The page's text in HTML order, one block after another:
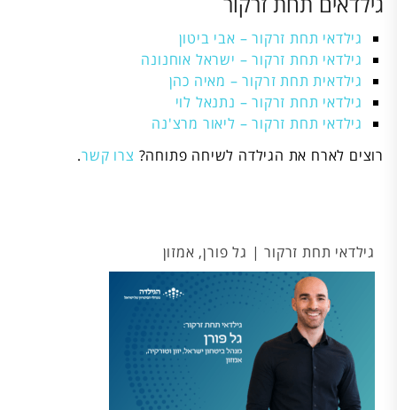
גילדאי תחת זרקור – אבי ביטון
גילדאי תחת זרקור – ישראל אוחנונה
גילדאית תחת זרקור – מאיה כהן
גילדאי תחת זרקור – נתנאל לוי
גילדאי תחת זרקור – ליאור מרצ'נה
רוצים לארח את הגילדה לשיחה פתוחה? צרו קשר.
גילדאי תחת זרקור | גל פורן, אמזון